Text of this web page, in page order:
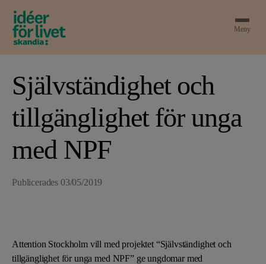
Meny
Självständighet och
tillgänglighet för unga
med NPF
Publicerades 03/05/2019
Attention Stockholm vill med projektet “Självständighet och
tillgänglighet för unga med NPF” ge ungdomar med